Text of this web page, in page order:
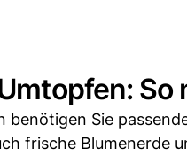
So
benötigen Sie
frische Blumenerde